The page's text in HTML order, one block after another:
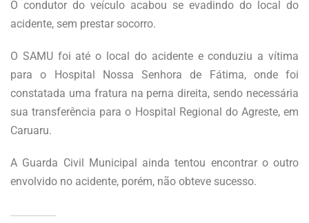
O condutor do veículo acabou se evadindo do local do
acidente, sem prestar socorro.
O SAMU foi até o local do acidente e conduziu a vítima
para o Hospital Nossa Senhora de Fátima, onde foi
constatada uma fratura na perna direita, sendo necessária
sua transferência para o Hospital Regional do Agreste, em
Caruaru.
A Guarda Civil Municipal ainda tentou encontrar o outro
envolvido no acidente, porém, não obteve sucesso.